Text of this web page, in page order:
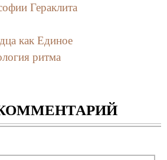
Гераклита
как Единое
ритма